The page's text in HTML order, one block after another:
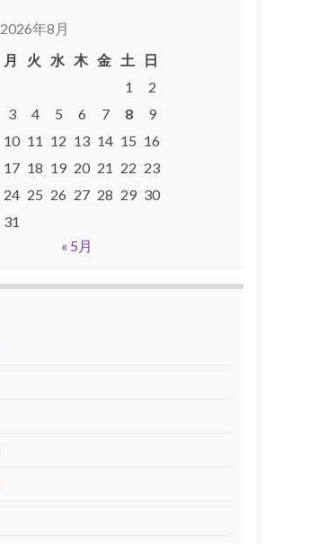
2026年8月
月
火 水 木 金 土
日
1
2
3
4 5 6 7 8
9
10 11 12 13 14 15 16
17 18 19 20 21 22 23
24 25 26 27 28 29 30
31
« 5月